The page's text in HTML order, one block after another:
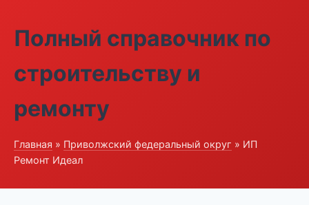
Полный справочник по
строительству и
ремонту
Главная » Приволжский федеральный округ » ИП
Ремонт Идеал